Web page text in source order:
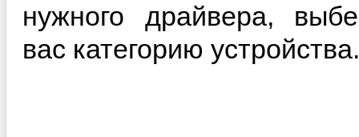
нужного драйвера,
вас категорию устройства.